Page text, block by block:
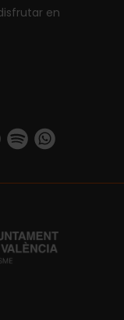
en
visit_valencia/
user/
vimeo.com/
https://https://api.whatsapp.com/